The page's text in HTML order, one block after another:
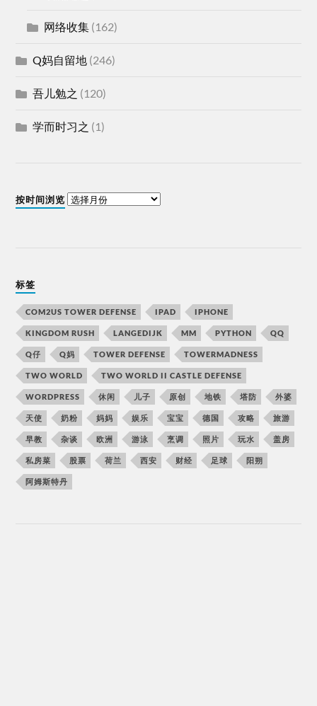
网络收集 (162)
Q妈自留地 (246)
吾儿勉之 (120)
学而时习之 (1)
按时间浏览
标签
COM2US TOWER DEFENSE IPAD IPHONE
KINGDOM RUSH LANGEDIJK MM PYTHON QQ
Q仔 Q妈 TOWER DEFENSE TOWERMADNESS
TWO WORLD TWO WORLD II CASTLE DEFENSE
WORDPRESS 休闲 儿子 原创 地铁 塔防 外婆
天使 奶粉 妈妈 娱乐 宝宝 德国 攻略 旅游
早教 杂谈 欧洲 游泳 烹调 照片 玩水 盖房
私房菜 股票 荷兰 西安 财经 足球 阳朔
阿姆斯特丹